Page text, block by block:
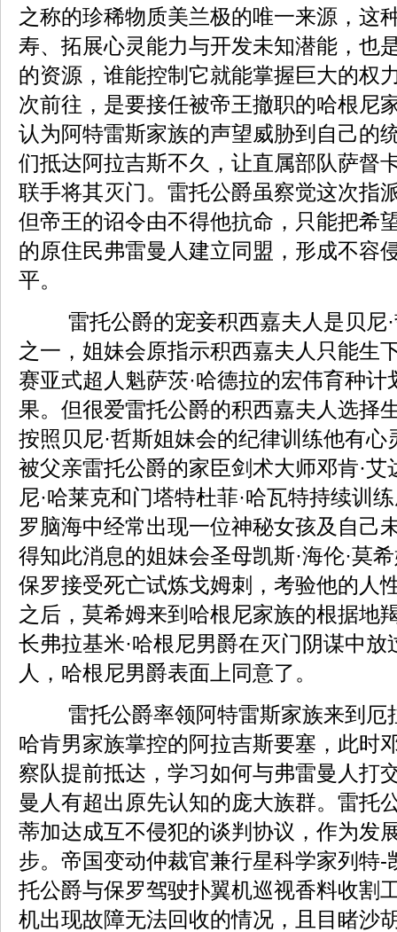
之称的珍稀物质美兰极的唯一来源，这
寿、拓展心灵能力与开发未知潜能，也
的资源，谁能控制它就能掌握巨大的权
次前往，是要接任被帝王撤职的哈根尼
认为阿特雷斯家族的声望威胁到自己的
们抵达阿拉吉斯不久，让直属部队萨督
联手将其灭门。雷托公爵虽察觉这次指
但帝王的诏令由不得他抗命，只能把希
的原住民弗雷曼人建立同盟，形成不容
平。
雷托公爵的宠妾积西嘉夫人是贝尼
之一，姐妹会原指示积西嘉夫人只能生
赛亚式超人魁萨茨·哈德拉的宏伟育种计
果。但很爱雷托公爵的积西嘉夫人选择
按照贝尼·哲斯姐妹会的纪律训练他有心
被父亲雷托公爵的家臣剑术大师邓肯·艾
尼·哈莱克和门塔特杜菲·哈瓦特持续训
罗脑海中经常出现一位神秘女孩及自己
得知此消息的姐妹会圣母凯斯·海伦·莫
保罗接受死亡试炼戈姆刺，考验他的人
之后，莫希姆来到哈根尼家族的根据地
长弗拉基米·哈根尼男爵在灭门阴谋中放
人，哈根尼男爵表面上同意了。
雷托公爵率领阿特雷斯家族来到厄
哈肯男家族掌控的阿拉吉斯要塞，此时
察队提前抵达，学习如何与弗雷曼人打
曼人有超出原先认知的庞大族群。雷托
蒂加达成互不侵犯的谈判协议，作为发
步。帝国变动仲裁官兼行星科学家列特-
托公爵与保罗驾驶扑翼机巡视香料收割
机出现故障无法回收的情况，且目睹沙